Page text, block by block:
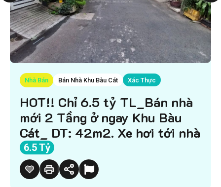
Nhà Bán Bán Nhà Khu Bàu Cát Xác Thực
HOT!! Chỉ 6.5 tỷ TL_Bán nhà
mới 2 Tầng ở ngay Khu Bàu
Cát_ DT: 42m2. Xe hơi tới nhà
6.5 Tỷ